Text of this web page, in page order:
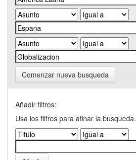
Comenzar nueva busqueda
Añadir filtros:
Usa los filtros para afinar la busqueda.